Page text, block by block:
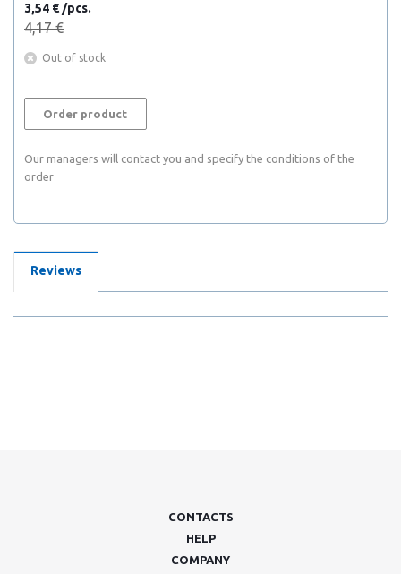
3,54 € /pcs.
4,17 €
Out of stock
Order product
Our managers will contact you and specify the conditions of the
order
Reviews
CONTACTS
HELP
COMPANY